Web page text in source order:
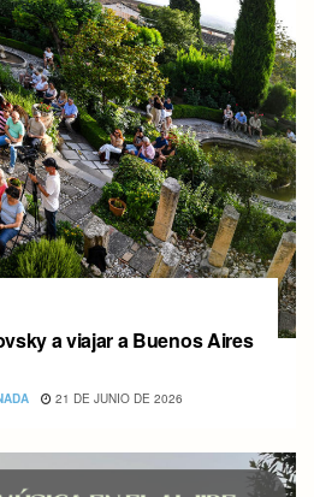
a viajar a Buenos Aires
21 DE JUNIO DE 2026